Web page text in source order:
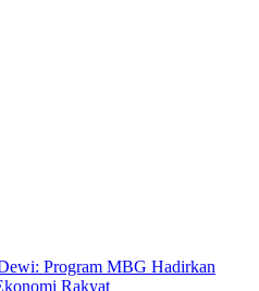
Program MBG Hadirkan
Rakyat